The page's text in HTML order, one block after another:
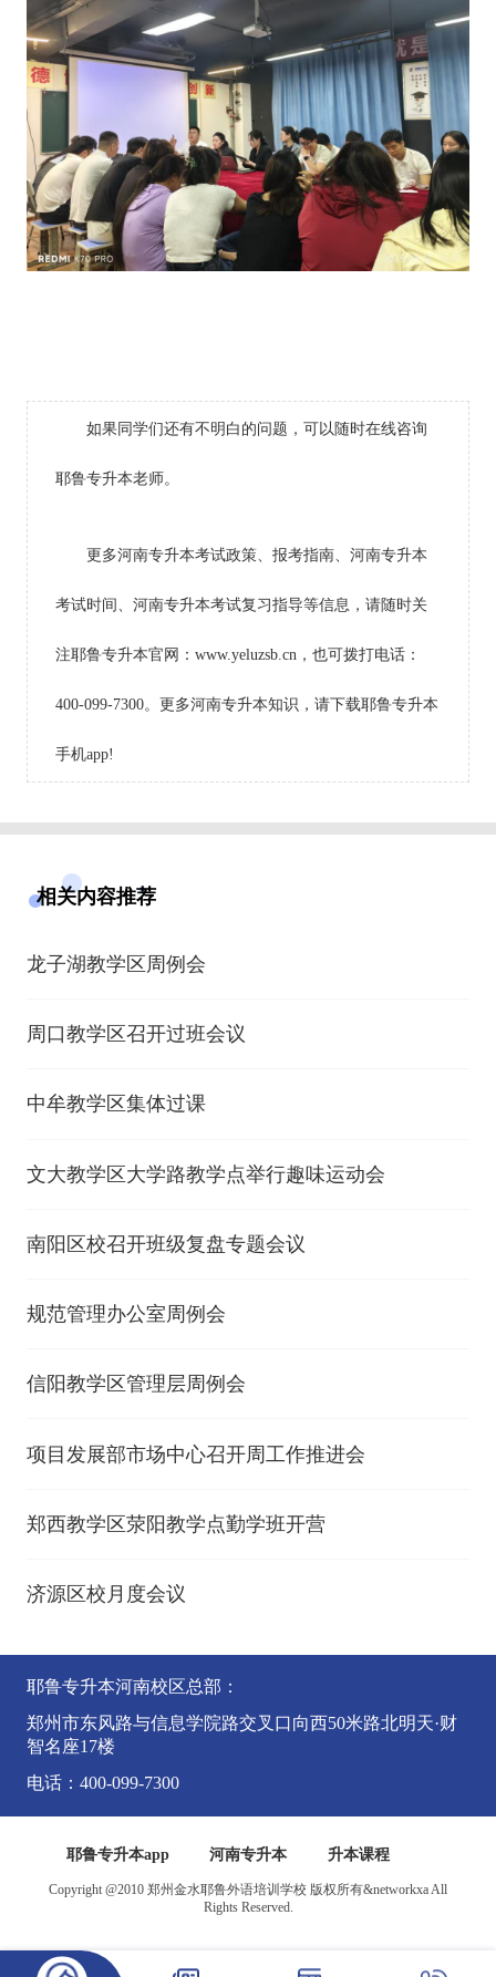
如果同学们还有不明白的问题，可以随时在线咨询
耶鲁专升本老师。
更多河南专升本考试政策、报考指南、河南专升本
考试时间、河南专升本考试复习指导等信息，请随时关
注耶鲁专升本官网：www.yeluzsb.cn，也可拨打电话：
400-099-7300。更多河南专升本知识，请下载耶鲁专升本
手机app!
相关内容推荐
龙子湖教学区周例会
周口教学区召开过班会议
中牟教学区集体过课
文大教学区大学路教学点举行趣味运动会
南阳区校召开班级复盘专题会议
规范管理办公室周例会
信阳教学区管理层周例会
项目发展部市场中心召开周工作推进会
郑西教学区荥阳教学点勤学班开营
济源区校月度会议
耶鲁专升本河南校区总部：
郑州市东风路与信息学院路交叉口向西50米路北明天·财
智名座17楼
电话：400-099-7300
耶鲁专升本app 河南专升本 升本课程
Copyright @2010 郑州金水耶鲁外语培训学校 版权所有&networkxa All
Rights Reserved.